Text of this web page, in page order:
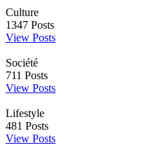
Culture
1347 Posts
View Posts
Société
711 Posts
View Posts
Lifestyle
481 Posts
View Posts